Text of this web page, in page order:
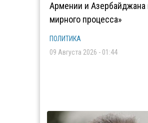
Армении и
мирного процесса»
ПОЛИТИКА
09 Августа 2026 - 01:44